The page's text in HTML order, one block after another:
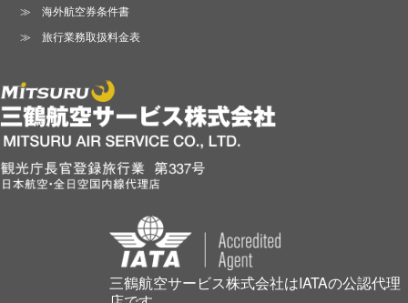
海外航空券条件書
旅行業務取扱料金表
三鶴航空サービス株式会社はIATAの公認代理